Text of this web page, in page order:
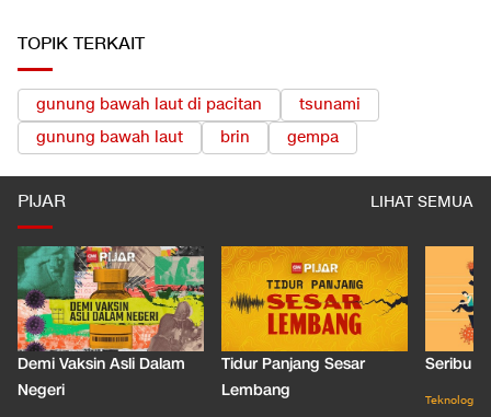
TOPIK TERKAIT
gunung bawah laut di pacitan
tsunami
gunung bawah laut
brin gempa
PIJAR LIHAT SEMUA
Demi Vaksin Asli Dalam
Negeri
Tidur Panjang Sesar
Lembang
Seribu
Teknologi